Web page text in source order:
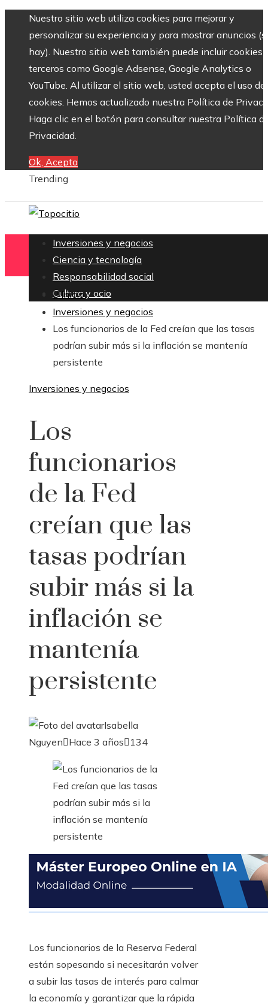
Nuestro sitio web utiliza cookies para mejorar y
personalizar su experiencia y para mostrar anuncios
hay). Nuestro sitio web también puede incluir cookies
terceros como Google Adsense, Google Analytics o
YouTube. Al utilizar el sitio web, usted acepta el uso de
cookies. Hemos actualizado nuestra Política de
Haga clic en el botón para consultar nuestra Política
Privacidad.
Ok, Acepto
Trending
Inversiones y negocios
Ciencia y tecnología
Responsabilidad social
Cultura y ocio
Inicio
Inversiones y negocios
Los funcionarios de la Fed creían que las tasas
podrían subir más si la inflación se mantenía
persistente
Inversiones y negocios
Los
funcionarios
de la Fed
creían que las
tasas podrían
subir más si la
inflación se
mantenía
persistente
Isabella
Nguyen Hace 3 años 134
Los funcionarios de la Reserva Federal
están sopesando si necesitarán volver
a subir las tasas de interés para calmar
la economía y garantizar que la rápida